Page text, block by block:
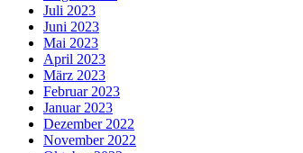
Juli 2023
Juni 2023
Mai 2023
April 2023
März 2023
Februar 2023
Januar 2023
Dezember 2022
November 2022